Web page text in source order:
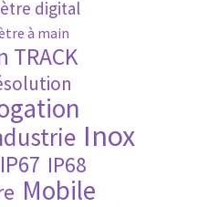
digital
à main
TRACK
Inox
IP67 IP68
Mobile